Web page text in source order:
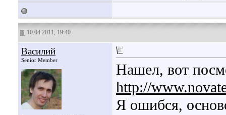
10.04.2011, 19:40
Василий
Senior Member
Нашел, вот
http://
Я ошибся,